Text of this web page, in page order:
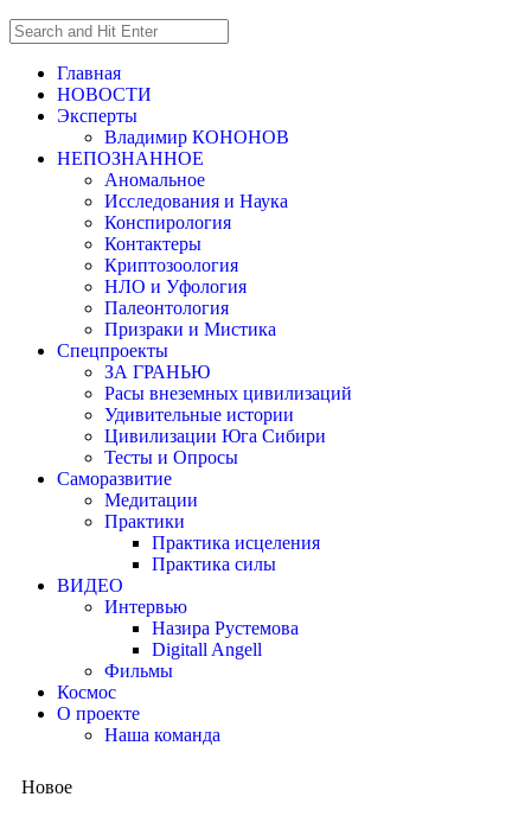
Главная
НОВОСТИ
Эксперты
Владимир КОНОНОВ
НЕПОЗНАННОЕ
Аномальное
Исследования и Наука
Конспирология
Контактеры
Криптозоология
НЛО и Уфология
Палеонтология
Призраки и Мистика
Спецпроекты
ЗА ГРАНЬЮ
Расы внеземных цивилизаций
Удивительные истории
Цивилизации Юга Сибири
Тесты и Опросы
Саморазвитие
Медитации
Практики
Практика исцеления
Практика силы
ВИДЕО
Интервью
Назира Рустемова
Digitall Angell
Фильмы
Космос
О проекте
Наша команда
Новое